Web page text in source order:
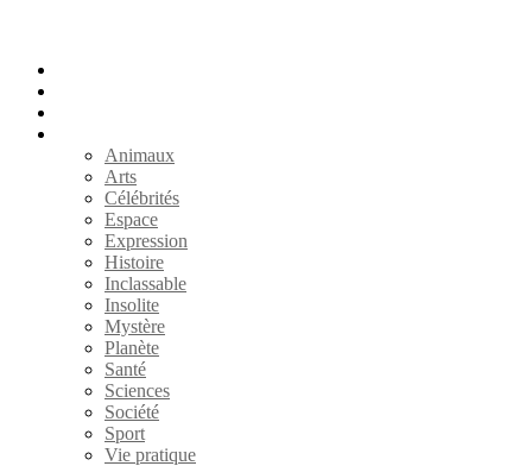
Animaux
Arts
Célébrités
Espace
Expression
Histoire
Inclassable
Insolite
Mystère
Planète
Santé
Sciences
Société
Sport
Vie pratique